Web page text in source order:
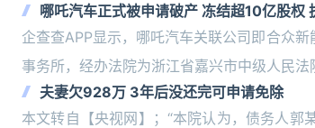
哪吒汽车正式被申请破产 冻结超10亿股权
企查查APP显示，哪吒汽车关联公司即合众
事务所，经办法院为浙江省嘉兴市中级人民
夫妻欠928万 3年后没还完可申请免除
本文转自【央视网】；“本院认为，债务人